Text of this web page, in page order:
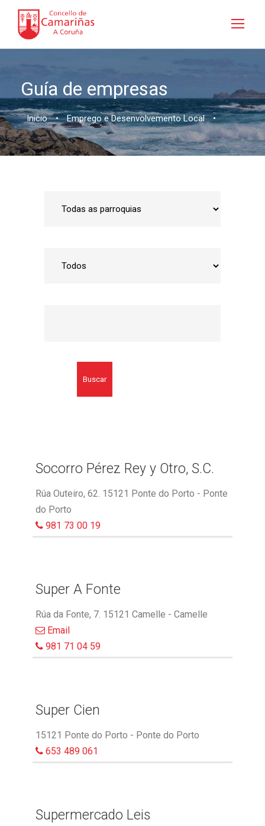
Guía de empresas
Inicio • Emprego e Desenvolvemento Local •
Buscar
Socorro Pérez Rey y Otro, S.C.
Rúa Outeiro, 62. 15121 Ponte do Porto - Ponte
do Porto
981 73 00 19
Super A Fonte
Rúa da Fonte, 7. 15121 Camelle - Camelle
Email
981 71 04 59
Super Cien
15121 Ponte do Porto - Ponte do Porto
653 489 061
Supermercado Leis